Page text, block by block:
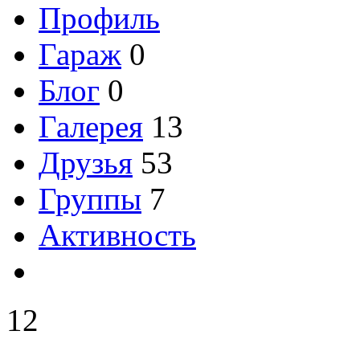
Профиль
Гараж 0
Блог 0
Галерея 13
Друзья 53
Группы 7
Активность
12